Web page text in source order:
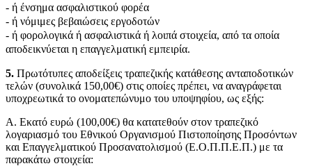
- ή ένσημα ασφαλιστικού φορέα
- ή νόμιμες βεβαιώσεις εργοδοτών
- ή φορολογικά ή ασφαλιστικά ή λοιπά στοιχεία, από τα οποία
αποδεικνύεται η επαγγελματική εμπειρία.
5. Πρωτότυπες αποδείξεις τραπεζικής κατάθεσης ανταποδοτικών
τελών (συνολικά 150,00€) στις οποίες πρέπει, να αναγράφεται
υποχρεωτικά το ονοματεπώνυμο του υποψηφίου, ως εξής:
Α. Εκατό ευρώ (100,00€) θα κατατεθούν στον τραπεζικό
λογαριασμό του Εθνικού Οργανισμού Πιστοποίησης Προσόντων
και Επαγγελματικού Προσανατολισμού (Ε.Ο.Π.Π.Ε.Π.) με τα
παρακάτω στοιχεία: